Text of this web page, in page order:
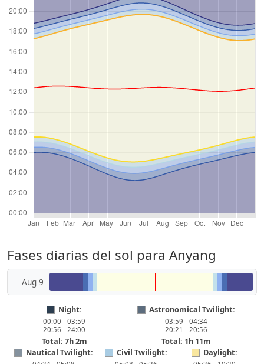
Fases diarias del sol para Anyang
Aug 9
Night:
00:00 - 03:59
20:56 - 24:00
Total: 7h 2m
Astronomical Twilight:
03:59 - 04:34
20:21 - 20:56
Total: 1h 11m
Nautical Twilight:
Civil Twilight: Daylight: